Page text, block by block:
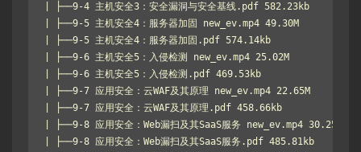
| ├──9-4 主机安全3：安全漏洞与安全基线.pdf 582.23kb
| ├──9-5 主机安全4：服务器加固 new_ev.mp4 49.30M
| ├──9-5 主机安全4：服务器加固.pdf 574.14kb
| ├──9-6 主机安全5：入侵检测 new_ev.mp4 25.02M
| ├──9-6 主机安全5：入侵检测.pdf 469.53kb
| ├──9-7 应用安全：云WAF及其原理 new_ev.mp4 22.65M
| ├──9-7 应用安全：云WAF及其原理.pdf 458.66kb
| ├──9-8 应用安全：Web漏扫及其SaaS服务 new_ev.mp4 30.25M
| ├──9-8 应用安全：Web漏扫及其SaaS服务.pdf 485.81kb